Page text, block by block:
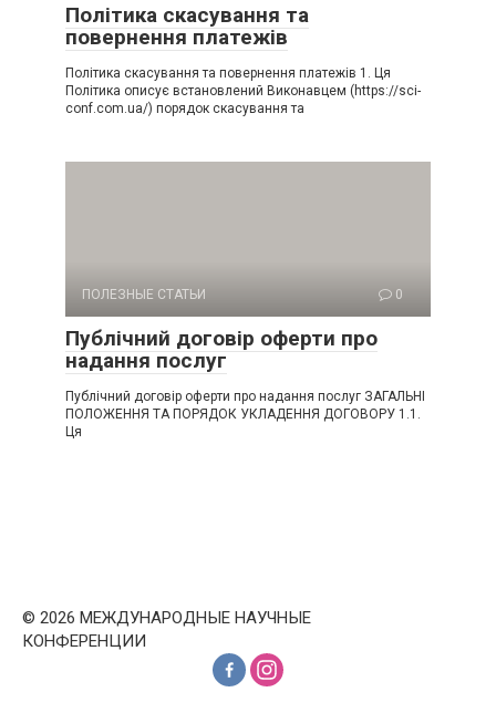
Політика скасування та
повернення платежів
Політика скасування та повернення платежів 1. Ця
Політика описує встановлений Виконавцем (https://sci-
conf.com.ua/) порядок скасування та
ПОЛЕЗНЫЕ СТАТЬИ 0
Публічний договір оферти про
надання послуг
Публічний договір оферти про надання послуг ЗАГАЛЬНІ
ПОЛОЖЕННЯ ТА ПОРЯДОК УКЛАДЕННЯ ДОГОВОРУ 1.1.
Ця
© 2026 МЕЖДУНАРОДНЫЕ НАУЧНЫЕ
КОНФЕРЕНЦИИ